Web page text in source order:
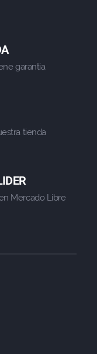
garantia
tienda
Mercado Libre